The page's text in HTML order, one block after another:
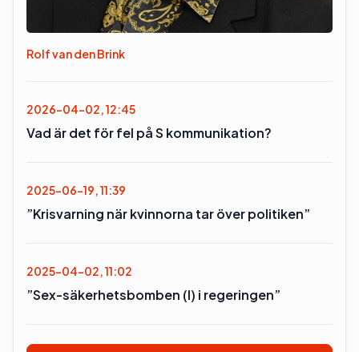
Rolf van den Brink
2026-04-02, 12:45
Vad är det för fel på S kommunikation?
2025-06-19, 11:39
”Krisvarning när kvinnorna tar över politiken”
2025-04-02, 11:02
”Sex-säkerhetsbomben (l) i regeringen”